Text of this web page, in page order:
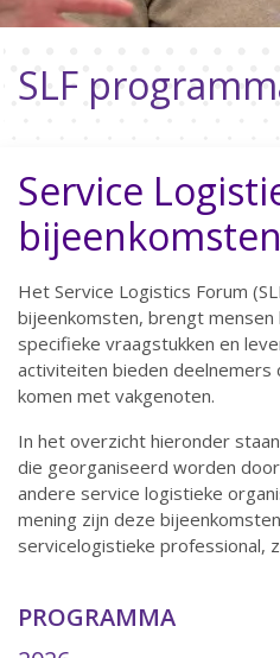
SLF
Service
Het Service Logistics Forum
bijeenkomsten, brengt
specifieke vraagstukken en
activiteiten bieden deelnemers
komen met vakgenoten.
In het overzicht hieronder
die georganiseerd worden
andere service logistieke
mening zijn deze
servicelogistieke professional,
PROGRAMMA